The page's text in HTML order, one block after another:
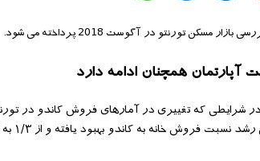
تورنتو در آگوست 2018 پرداخته می شود.
همچنان ادامه دارد
در شرایطی که تغییری در آمارهای فروش کاندو در